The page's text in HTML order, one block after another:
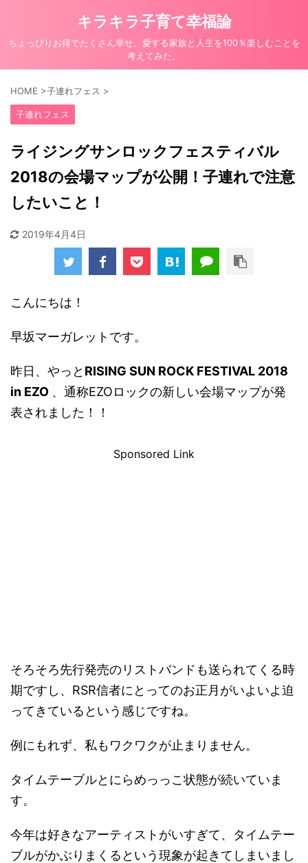
キラキラ子育て幸福論
ちょっぴりお得でたくさん幸せ。愛する家族と人生を100％楽しむことを
考えてみた。
HOME >子連れフェス >
子連れフェス
ライジングサンロックフェスティバル
2018の会場マップが公開！子連れで注意
したいこと！
2019年4月4日
こんにちは！
早坂マーガレットです。
昨日、やっと RISING SUN ROCK FESTIVAL 2018
in EZO 、通称EZOロックの新しい会場マップが発
表されました！！
Sponsored Link
そろそろ先行発売のリストバンドも送られてくる時
期ですし、RSR信者にとってのお正月がいよいよ迫
ってきているという感じですね。
例にもれず、私もワクワクが止まりません。
タイムテーブルとにらめっっこ状態が続いていま
す。
今年は好きなアーティストがいすぎて、タイムテー
ブルがかぶりまくるという現象が起きてしまいまし